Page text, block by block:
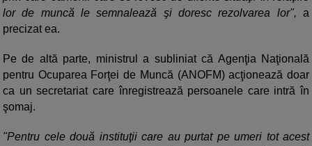
lor de muncă le semnalează şi doresc rezolvarea lor", a
precizat ea.
Pe de altă parte, ministrul a subliniat că Agenţia Naţională
pentru Ocuparea Forţei de Muncă (ANOFM) acţionează doar
ca un secretariat care înregistrează persoanele care intră în
şomaj.
"Pentru cele două instituţii care au purtat pe umeri tot acest